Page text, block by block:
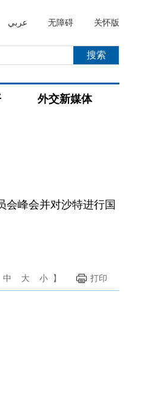
عربي 无障碍 关怀版
外交新媒体
峰会并对沙特进行国
中 大 小 】 打印